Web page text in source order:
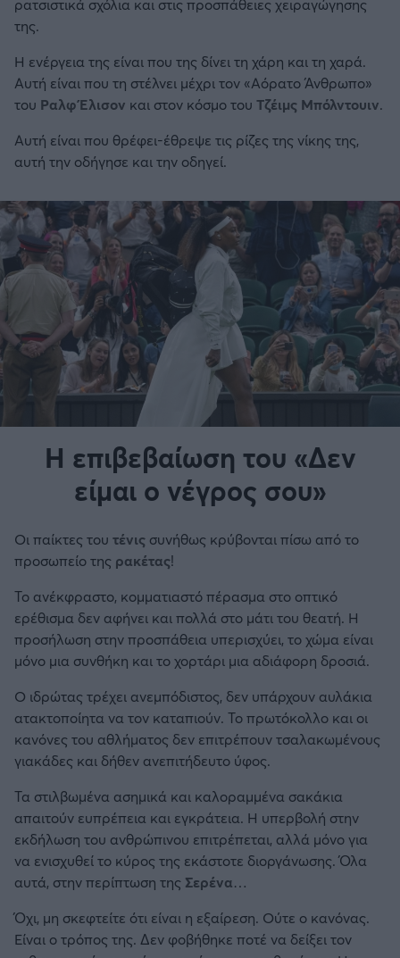
ρατσιστικά σχόλια και στις προσπάθειες χειραγώγησης
της.
Η ενέργεια της είναι που της δίνει τη χάρη και τη χαρά.
Αυτή είναι που τη στέλνει μέχρι τον «Αόρατο Άνθρωπο»
του Ραλφ Έλισον και στον κόσμο του Τζέιμς Μπόλντουιν.
Αυτή είναι που θρέφει-έθρεψε τις ρίζες της νίκης της,
αυτή την οδήγησε και την οδηγεί.
Η επιβεβαίωση του «Δεν
είμαι ο νέγρος σου»
Οι παίκτες του τένις συνήθως κρύβονται πίσω από το
προσωπείο της ρακέτας!
Το ανέκφραστο, κομματιαστό πέρασμα στο οπτικό
ερέθισμα δεν αφήνει και πολλά στο μάτι του θεατή. Η
προσήλωση στην προσπάθεια υπερισχύει, το χώμα είναι
μόνο μια συνθήκη και το χορτάρι μια αδιάφορη δροσιά.
Ο ιδρώτας τρέχει ανεμπόδιστος, δεν υπάρχουν αυλάκια
ατακτοποίητα να τον καταπιούν. Το πρωτόκολλο και οι
κανόνες του αθλήματος δεν επιτρέπουν τσαλακωμένους
γιακάδες και δήθεν ανεπιτήδευτο ύφος.
Τα στιλβωμένα ασημικά και καλοραμμένα σακάκια
απαιτούν ευπρέπεια και εγκράτεια. Η υπερβολή στην
εκδήλωση του ανθρώπινου επιτρέπεται, αλλά μόνο για
να ενισχυθεί το κύρος της εκάστοτε διοργάνωσης. Όλα
αυτά, στην περίπτωση της Σερένα…
Όχι, μη σκεφτείτε ότι είναι η εξαίρεση. Ούτε ο κανόνας.
Είναι ο τρόπος της. Δεν φοβήθηκε ποτέ να δείξει τον